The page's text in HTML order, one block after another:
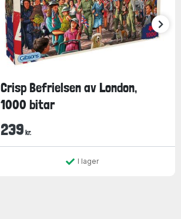
Crisp Befrielsen av London,
1000 bitar
239 kr.
I lager